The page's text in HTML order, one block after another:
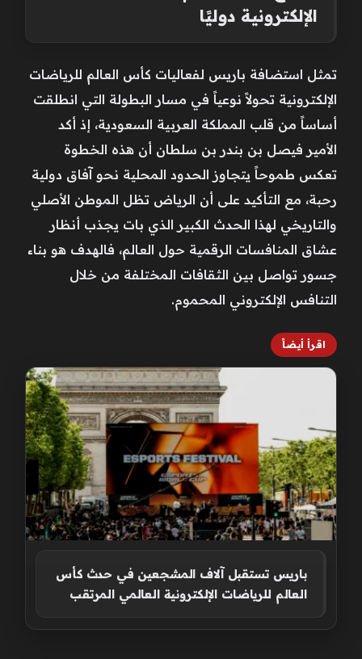
الإلكترونية دوليًا
تمثل استضافة باريس لفعاليات كأس العالم للرياضات
الإلكترونية تحولاً نوعياً في مسار البطولة التي انطلقت
أساساً من قلب المملكة العربية السعودية، إذ أكد
الأمير فيصل بن بندر بن سلطان أن هذه الخطوة
تعكس طموحاً يتجاوز الحدود المحلية نحو آفاق دولية
رحبة، مع التأكيد على أن الرياض تظل الموطن الأصلي
والتاريخي لهذا الحدث الكبير الذي بات يجذب أنظار
عشاق المنافسات الرقمية حول العالم، فالهدف هو بناء
جسور تواصل بين الثقافات المختلفة من خلال
التنافس الإلكتروني المحموم.
اقرأ أيضاً
باريس تستقبل آلاف المشجعين في حدث كأس
العالم للرياضات الإلكترونية العالمي المرتقب